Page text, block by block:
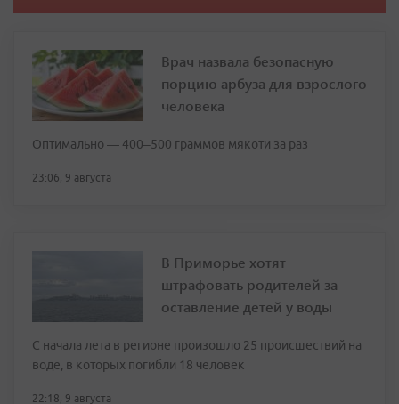
Врач назвала безопасную
порцию арбуза для взрослого
человека
Оптимально — 400–500 граммов мякоти за раз
23:06, 9 августа
В Приморье хотят
штрафовать родителей за
оставление детей у воды
С начала лета в регионе произошло 25 происшествий на
воде, в которых погибли 18 человек
22:18, 9 августа